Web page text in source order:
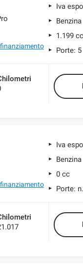
Iva
Benzina
1.199 cc
Porte: 5
Iva
Benzina
0 cc
Porte: